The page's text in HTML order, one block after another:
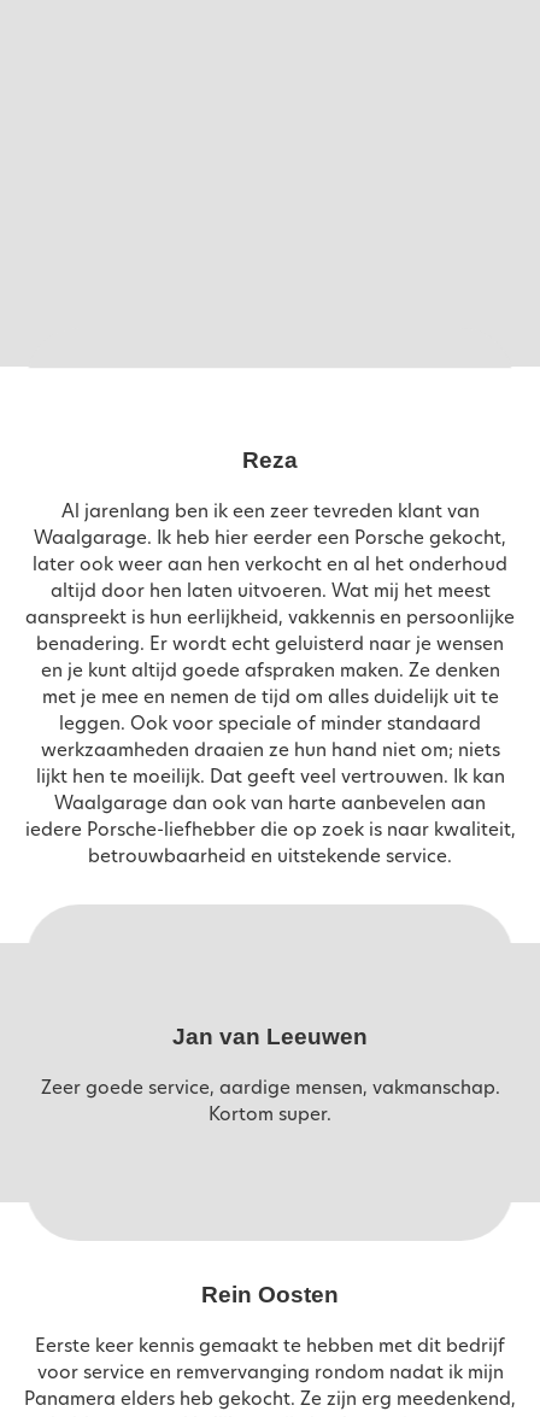
Reza
Al jarenlang ben ik een zeer tevreden klant van
Waalgarage. Ik heb hier eerder een Porsche gekocht,
later ook weer aan hen verkocht en al het onderhoud
altijd door hen laten uitvoeren. Wat mij het meest
aanspreekt is hun eerlijkheid, vakkennis en persoonlijke
benadering. Er wordt echt geluisterd naar je wensen
en je kunt altijd goede afspraken maken. Ze denken
met je mee en nemen de tijd om alles duidelijk uit te
leggen. Ook voor speciale of minder standaard
werkzaamheden draaien ze hun hand niet om; niets
lijkt hen te moeilijk. Dat geeft veel vertrouwen. Ik kan
Waalgarage dan ook van harte aanbevelen aan
iedere Porsche-liefhebber die op zoek is naar kwaliteit,
betrouwbaarheid en uitstekende service.
Jan van Leeuwen
Zeer goede service, aardige mensen, vakmanschap.
Kortom super.
Rein Oosten
Eerste keer kennis gemaakt te hebben met dit bedrijf
voor service en remvervanging rondom nadat ik mijn
Panamera elders heb gekocht. Ze zijn erg meedenkend,